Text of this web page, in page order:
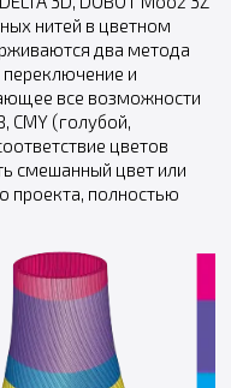
нитей в цветном
два метода
и
все возможности
CMY (голубой,
цветов
смешанный цвет или
проекта, полностью